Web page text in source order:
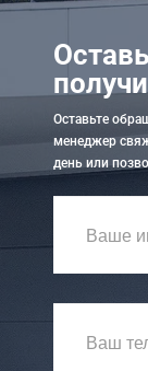
Оставьте
менеджер
день или